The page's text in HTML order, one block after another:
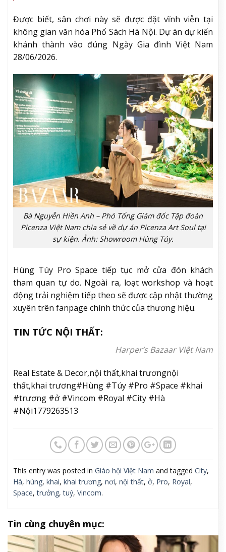
Được biết, sân chơi này sẽ được đặt vĩnh viễn tại
không gian văn hóa Phố Sách Hà Nội. Dự án dự kiến
khánh thành vào đúng Ngày Gia đình Việt Nam
28/06/2026.
Bà Nguyễn Hiền Anh – Phó Tổng Giám đốc Tập đoàn
Picenza Việt Nam chia sẻ về dự án Picenza Art Soul tại
sự kiện. Ảnh: Showroom Hùng Túy.
Hùng Túy Pro Space tiếp tục mở cửa đón khách
tham quan tự do. Ngoài ra, loạt workshop và hoạt
động trải nghiệm tiếp theo sẽ được cập nhật thường
xuyên trên fanpage chính thức của thương hiệu.
TIN TỨC NỘI THẤT:
Harper’s Bazaar Việt Nam
Real Estate & Decor,nội thất,khai trươngnội
thất,khai trương#Hùng #Túy #Pro #Space #khai
#trương #ở #Vincom #Royal #City #Hà
#Nội1779263513
This entry was posted in Giáo hội Việt Nam and tagged City,
Hà, hùng, khai, khai trương, nơi, nội thất, ở, Pro, Royal,
Space,trưởng,tuý, Vincom.
Tin cùng chuyên mục: